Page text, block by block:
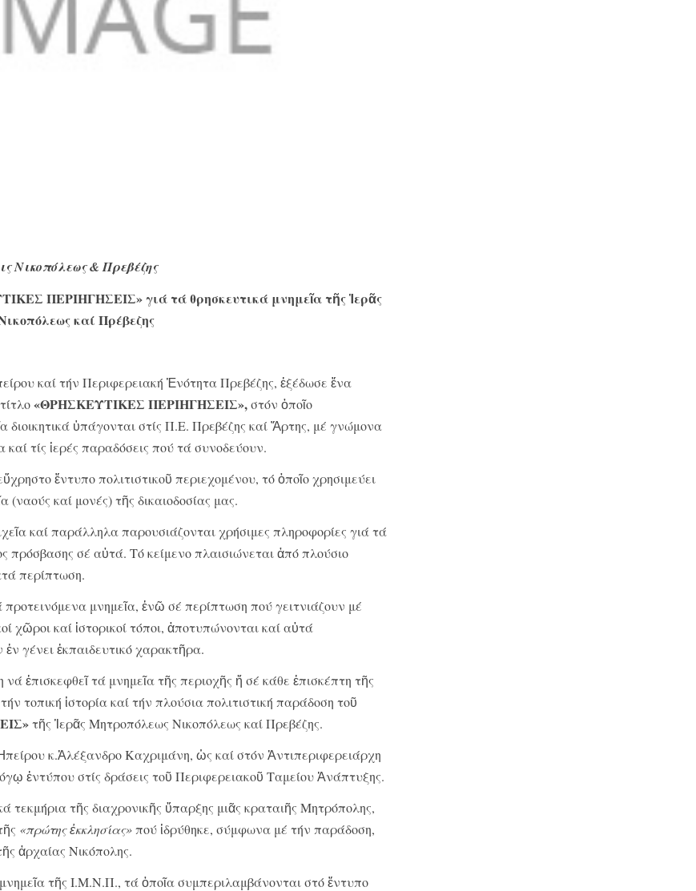
Νικοπόλεως & Πρεβέζης
ΠΕΡΙΗΓΗΣΕΙΣ» γιά τά θρησκευτικά μνημεῖα τῆς Ἱερᾶς
καί Πρέβεζης
καί τήν Περιφερειακή Ἑνότητα Πρεβέζης, ἐξέδωσε ἕνα
«ΘΡΗΣΚΕΥΤΙΚΕΣ ΠΕΡΙΗΓΗΣΕΙΣ»,στόν ὁποῖο
διοικητικά ὑπάγονται στίς Π.Ε. Πρεβέζης καί Ἄρτης, μέ γνώμονα
τίς ἱερές παραδόσεις πού τά συνοδεύουν.
ἔντυπο πολιτιστικοῦ περιεχομένου, τό ὁποῖο χρησιμεύει
καί μονές) τῆς δικαιοδοσίας μας.
καί παράλληλα παρουσιάζονται χρήσιμες πληροφορίες γιά τά
πρόσβασης σέ αὐτά. Τό κείμενο πλαισιώνεται ἀπό πλούσιο
περίπτωση.
μνημεῖα, ἐνῶ σέ περίπτωση πού γειτνιάζουν μέ
χῶροι καί ἱστορικοί τόποι, ἀποτυπώνονται καί αὐτά
γένει ἐκπαιδευτικό χαρακτῆρα.
ἐπισκεφθεῖ τά μνημεῖα τῆς περιοχῆς ἤ σέ κάθε ἐπισκέπτη τῆς
τοπική ἱστορία καί τήν πλούσια πολιτιστική παράδοση τοῦ
τῆς Ἱερᾶς Μητροπόλεως Νικοπόλεως καί Πρεβέζης.
κ.Ἀλέξανδρο Καχριμάνη, ὡς καί στόν Ἀντιπεριφερειάρχη
ἐντύπου στίς δράσεις τοῦ Περιφερειακοῦ Ταμείου Ἀνάπτυξης.
τῆς διαχρονικῆς ὕπαρξης μιᾶς κραταιῆς Μητρόπολης,
«πρώτης ἐκκλησίας»πού ἱδρύθηκε, σύμφωνα μέ τήν παράδοση,
ἀρχαίας Νικόπολης.
τῆς Ι.Μ.Ν.Π., τά ὁποῖα συμπεριλαμβάνονται στό ἔντυπο